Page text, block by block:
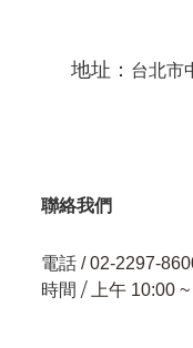
地址： 台北市
聯絡我們
電話 / 02-2297-
時間 / 上午 10:00